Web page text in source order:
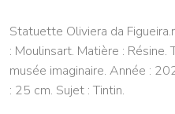
Statuette Oliviera da
: Moulinsart. Matière : Résine.
musée imaginaire. Année :
: 25 cm. Sujet : Tintin.